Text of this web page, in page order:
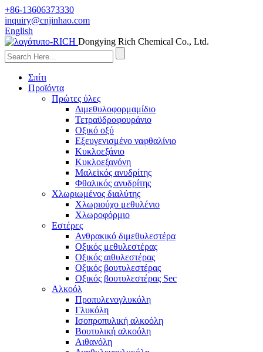
+86-13606373330
inquiry@cnjinhao.com
English
Dongying Rich Chemical Co., Ltd.
Σπίτι
Προϊόντα
Πρώτες ύλες
Διμεθυλοφορμαμίδιο
Τετραϋδροφουράνιο
Οξικό οξύ
Εξευγενισμένο ναφθαλίνιο
Κυκλοεξάνιο
Κυκλοεξανόνη
Μαλεϊκός ανυδρίτης
Φθαλικός ανυδρίτης
Χλωριωμένος διαλύτης
Χλωριούχο μεθυλένιο
Χλωροφόρμιο
Εστέρες
Ανθρακικό διμεθυλεστέρα
Οξικός μεθυλεστέρας
Οξικός αιθυλεστέρας
Οξικός βουτυλεστέρας
Οξικός βουτυλεστέρας Sec
Αλκοόλ
Προπυλενογλυκόλη
Γλυκόλη
Ισοπροπυλική αλκοόλη
Βουτυλική αλκοόλη
Αιθανόλη